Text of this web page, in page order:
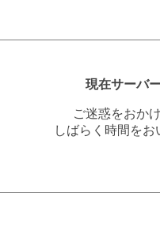
現在サーバ
ご迷惑をおか
しばらく時間を